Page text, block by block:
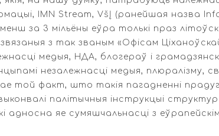
IMN Stream, VšĮ (ранейшая назва
за 3 мільёны еўра толькі праз
з так званым «Офісам
медыя, НДА, блогераў і
незалежнасці медыя, плюралізму,
той факт, што такія пагадненні
палітычныя інструкцыі
адносна яе сумяшчальнасці з